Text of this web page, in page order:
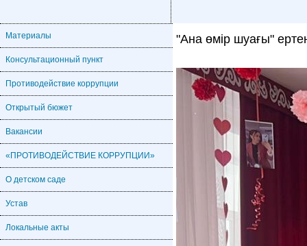
Материалы
Консультационный пункт
Противодействие коррупции
Открытый бюжет
Вакансии
«ПРОТИВОДЕЙСТВИЕ КОРРУПЦИИ»
О детском саде
Устав
Локальные акты
"Ана өмір шуағы"